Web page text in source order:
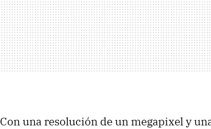
Con una resolución de un megapixel y